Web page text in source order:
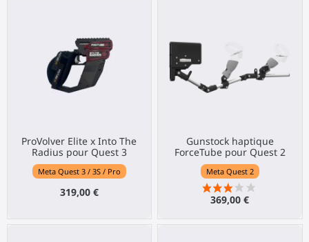
ProVolver Elite x Into The
Radius pour Quest 3
Meta Quest 3 / 3S / Pro
319,00 €
Gunstock haptique
ForceTube pour Quest 2
Meta Quest 2
369,00 €